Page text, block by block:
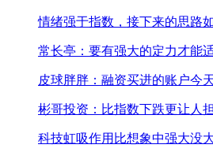
情绪强于指数，接下来的思路
常长亭：要有强大的定力才能
皮球胖胖：融资买进的账户今
彬哥投资：比指数下跌更让人
科技虹吸作用比想象中强大没